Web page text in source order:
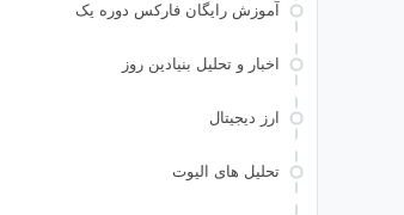
آموزش رایگان فارکس دوره یک
اخبار و تحلیل بنیادین روز
ارز دیجیتال
تحلیل های الیوت